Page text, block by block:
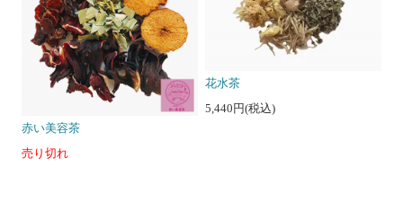
赤い美容茶
売り切れ
花水茶
5,440円(税込)